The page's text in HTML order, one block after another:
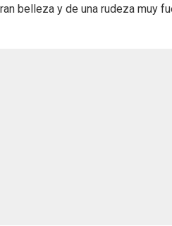
belleza y de una rudeza muy